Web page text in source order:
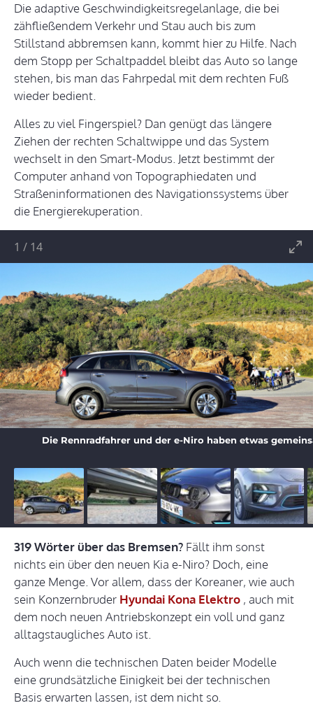
Die adaptive Geschwindigkeitsregelanlage, die bei
zähfließendem Verkehr und Stau auch bis zum
Stillstand abbremsen kann, kommt hier zu Hilfe. Nach
dem Stopp per Schaltpaddel bleibt das Auto so lange
stehen, bis man das Fahrpedal mit dem rechten Fuß
wieder bedient.
Alles zu viel Fingerspiel? Dan genügt das längere
Ziehen der rechten Schaltwippe und das System
wechselt in den Smart-Modus. Jetzt bestimmt der
Computer anhand von Topographiedaten und
Straßeninformationen des Navigationssystems über
die Energierekuperation.
Die Rennradfahrer und der e-Niro haben etwas
1 / 14
319 Wörter über das Bremsen? Fällt ihm sonst
nichts ein über den neuen Kia e-Niro? Doch, eine
ganze Menge. Vor allem, dass der Koreaner, wie auch
sein Konzernbruder Hyundai Kona Elektro , auch mit
dem noch neuen Antriebskonzept ein voll und ganz
alltagstaugliches Auto ist.
Auch wenn die technischen Daten beider Modelle
eine grundsätzliche Einigkeit bei der technischen
Basis erwarten lassen, ist dem nicht so.